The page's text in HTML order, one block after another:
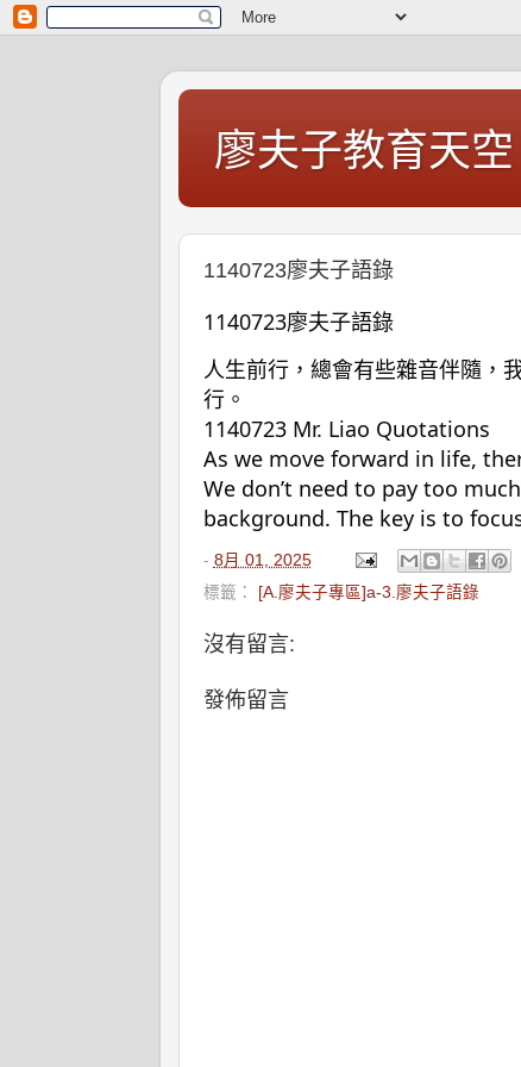
廖夫子教育天空
1140723廖夫子語錄
1140723廖夫子語錄
人生前行，總會有些雜音伴隨，
行。
1140723 Mr. Liao Quotations
As we move forward in life,
We don’t need to pay too
background. The key is to
- 8月 01, 2025
標籤：
[A.廖夫子專區]a-3.廖夫子語錄
沒有留言:
發佈留言